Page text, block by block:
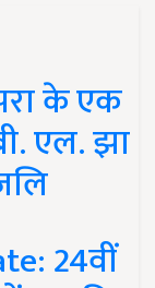
के एक
एल. झा
24वीं